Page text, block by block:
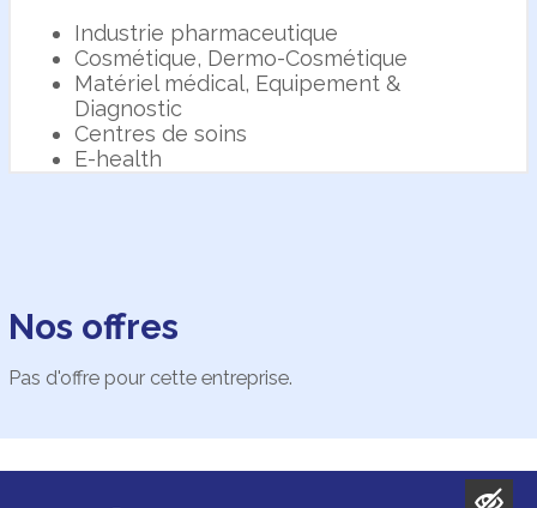
Industrie pharmaceutique
Cosmétique, Dermo-Cosmétique
Matériel médical, Equipement &
Diagnostic
Centres de soins
E-health
Nos offres
Pas d'offre pour cette entreprise.